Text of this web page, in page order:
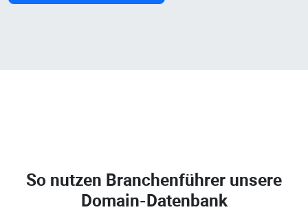
So nutzen Branchenführer unsere
Domain-Datenbank